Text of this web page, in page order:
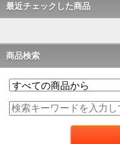
最近チェックした商品
商品検索